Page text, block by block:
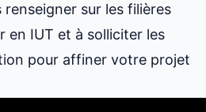
sur les filières
en IUT et à solliciter les
pour affiner votre projet